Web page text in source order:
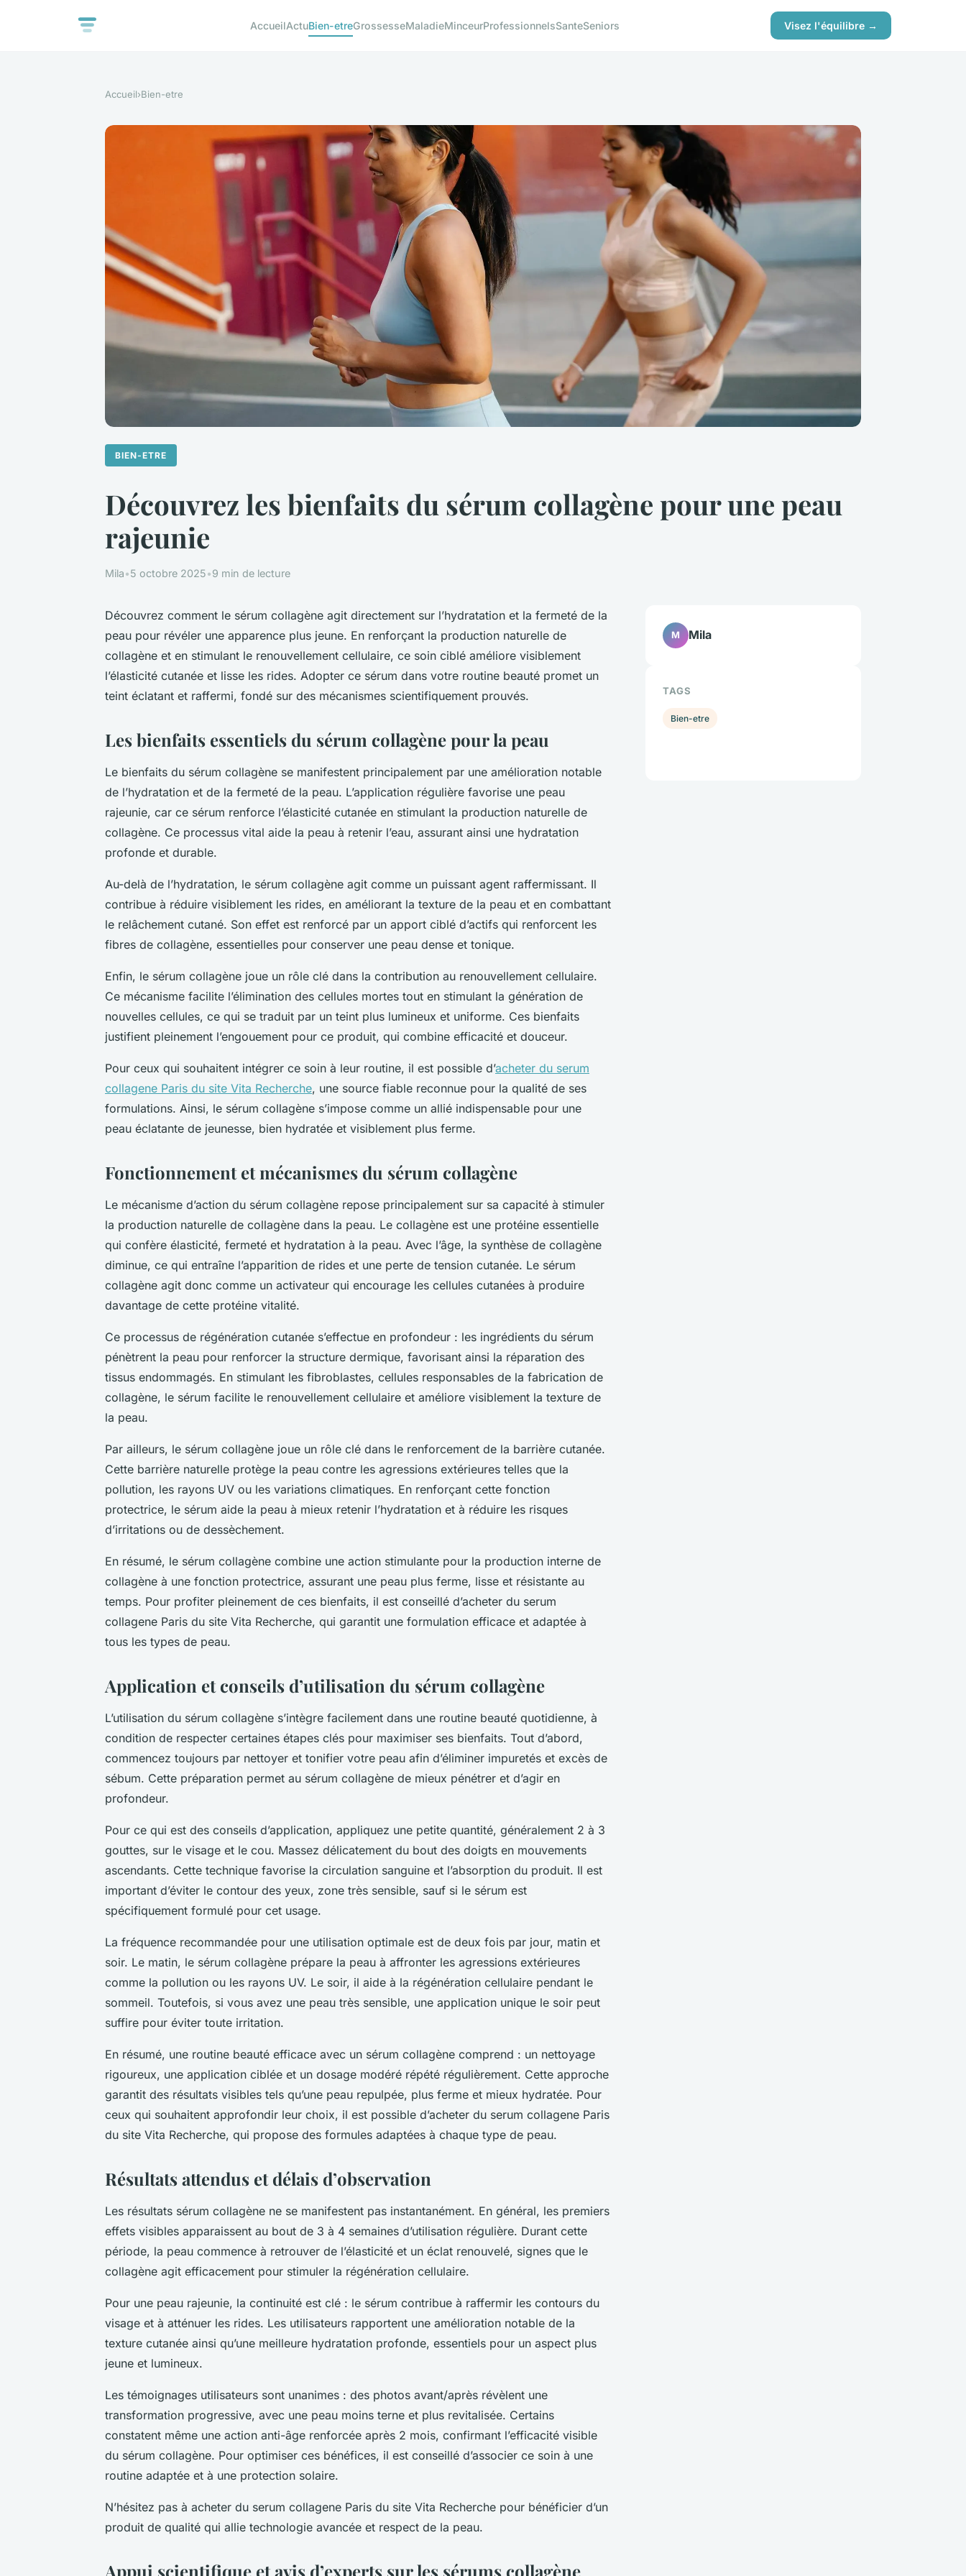
AccueilActuBien-etreGrossesseMaladieMinceurProfessionnelsSanteSeniors Visez l'équilibre →
Accueil›Bien-etre
BIEN-ETRE
Découvrez les bienfaits du sérum collagène pour une peau
rajeunie
Mila•5 octobre 2025•9 min de lecture
Découvrez comment le sérum collagène agit directement sur l’hydratation et la fermeté de la
peau pour révéler une apparence plus jeune. En renforçant la production naturelle de
collagène et en stimulant le renouvellement cellulaire, ce soin ciblé améliore visiblement
l’élasticité cutanée et lisse les rides. Adopter ce sérum dans votre routine beauté promet un
teint éclatant et raffermi, fondé sur des mécanismes scientifiquement prouvés.
Les bienfaits essentiels du sérum collagène pour la peau
Le bienfaits du sérum collagène se manifestent principalement par une amélioration notable
de l’hydratation et de la fermeté de la peau. L’application régulière favorise une peau
rajeunie, car ce sérum renforce l’élasticité cutanée en stimulant la production naturelle de
collagène. Ce processus vital aide la peau à retenir l’eau, assurant ainsi une hydratation
profonde et durable.
Au-delà de l’hydratation, le sérum collagène agit comme un puissant agent raffermissant. Il
contribue à réduire visiblement les rides, en améliorant la texture de la peau et en combattant
le relâchement cutané. Son effet est renforcé par un apport ciblé d’actifs qui renforcent les
fibres de collagène, essentielles pour conserver une peau dense et tonique.
Enfin, le sérum collagène joue un rôle clé dans la contribution au renouvellement cellulaire.
Ce mécanisme facilite l’élimination des cellules mortes tout en stimulant la génération de
nouvelles cellules, ce qui se traduit par un teint plus lumineux et uniforme. Ces bienfaits
justifient pleinement l’engouement pour ce produit, qui combine efficacité et douceur.
Pour ceux qui souhaitent intégrer ce soin à leur routine, il est possible d’acheter du serum
collagene Paris du site Vita Recherche, une source fiable reconnue pour la qualité de ses
formulations. Ainsi, le sérum collagène s’impose comme un allié indispensable pour une
peau éclatante de jeunesse, bien hydratée et visiblement plus ferme.
Fonctionnement et mécanismes du sérum collagène
Le mécanisme d’action du sérum collagène repose principalement sur sa capacité à stimuler
la production naturelle de collagène dans la peau. Le collagène est une protéine essentielle
qui confère élasticité, fermeté et hydratation à la peau. Avec l’âge, la synthèse de collagène
diminue, ce qui entraîne l’apparition de rides et une perte de tension cutanée. Le sérum
collagène agit donc comme un activateur qui encourage les cellules cutanées à produire
davantage de cette protéine vitalité.
Ce processus de régénération cutanée s’effectue en profondeur : les ingrédients du sérum
pénètrent la peau pour renforcer la structure dermique, favorisant ainsi la réparation des
tissus endommagés. En stimulant les fibroblastes, cellules responsables de la fabrication de
collagène, le sérum facilite le renouvellement cellulaire et améliore visiblement la texture de
la peau.
Par ailleurs, le sérum collagène joue un rôle clé dans le renforcement de la barrière cutanée.
Cette barrière naturelle protège la peau contre les agressions extérieures telles que la
pollution, les rayons UV ou les variations climatiques. En renforçant cette fonction
protectrice, le sérum aide la peau à mieux retenir l’hydratation et à réduire les risques
d’irritations ou de dessèchement.
En résumé, le sérum collagène combine une action stimulante pour la production interne de
collagène à une fonction protectrice, assurant une peau plus ferme, lisse et résistante au
temps. Pour profiter pleinement de ces bienfaits, il est conseillé d’acheter du serum
collagene Paris du site Vita Recherche, qui garantit une formulation efficace et adaptée à
tous les types de peau.
Application et conseils d’utilisation du sérum collagène
L’utilisation du sérum collagène s’intègre facilement dans une routine beauté quotidienne, à
condition de respecter certaines étapes clés pour maximiser ses bienfaits. Tout d’abord,
commencez toujours par nettoyer et tonifier votre peau afin d’éliminer impuretés et excès de
sébum. Cette préparation permet au sérum collagène de mieux pénétrer et d’agir en
profondeur.
Pour ce qui est des conseils d’application, appliquez une petite quantité, généralement 2 à 3
gouttes, sur le visage et le cou. Massez délicatement du bout des doigts en mouvements
ascendants. Cette technique favorise la circulation sanguine et l’absorption du produit. Il est
important d’éviter le contour des yeux, zone très sensible, sauf si le sérum est
spécifiquement formulé pour cet usage.
La fréquence recommandée pour une utilisation optimale est de deux fois par jour, matin et
soir. Le matin, le sérum collagène prépare la peau à affronter les agressions extérieures
comme la pollution ou les rayons UV. Le soir, il aide à la régénération cellulaire pendant le
sommeil. Toutefois, si vous avez une peau très sensible, une application unique le soir peut
suffire pour éviter toute irritation.
En résumé, une routine beauté efficace avec un sérum collagène comprend : un nettoyage
rigoureux, une application ciblée et un dosage modéré répété régulièrement. Cette approche
garantit des résultats visibles tels qu’une peau repulpée, plus ferme et mieux hydratée. Pour
ceux qui souhaitent approfondir leur choix, il est possible d’acheter du serum collagene Paris
du site Vita Recherche, qui propose des formules adaptées à chaque type de peau.
Résultats attendus et délais d’observation
Les résultats sérum collagène ne se manifestent pas instantanément. En général, les premiers
effets visibles apparaissent au bout de 3 à 4 semaines d’utilisation régulière. Durant cette
période, la peau commence à retrouver de l’élasticité et un éclat renouvelé, signes que le
collagène agit efficacement pour stimuler la régénération cellulaire.
Pour une peau rajeunie, la continuité est clé : le sérum contribue à raffermir les contours du
visage et à atténuer les rides. Les utilisateurs rapportent une amélioration notable de la
texture cutanée ainsi qu’une meilleure hydratation profonde, essentiels pour un aspect plus
jeune et lumineux.
Les témoignages utilisateurs sont unanimes : des photos avant/après révèlent une
transformation progressive, avec une peau moins terne et plus revitalisée. Certains
constatent même une action anti-âge renforcée après 2 mois, confirmant l’efficacité visible
du sérum collagène. Pour optimiser ces bénéfices, il est conseillé d’associer ce soin à une
routine adaptée et à une protection solaire.
N’hésitez pas à acheter du serum collagene Paris du site Vita Recherche pour bénéficier d’un
produit de qualité qui allie technologie avancée et respect de la peau.
Appui scientifique et avis d’experts sur les sérums collagène
M Mila
TAGS
Bien-etre